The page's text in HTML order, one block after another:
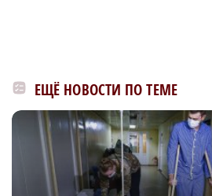
ЕЩЁ НОВОСТИ ПО ТЕМЕ